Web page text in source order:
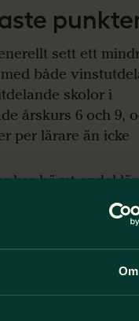
Om
sett ett
både
skolor i
årskurs 6 och 9,
per lärare än icke
har högst andel
6 och 84
högre andel
till 77 procent.